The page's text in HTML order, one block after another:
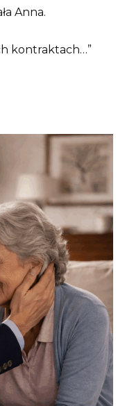
Anna.
kontraktach…”